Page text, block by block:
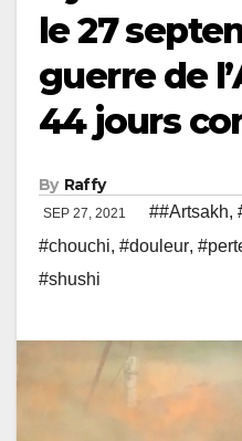
le 27
guerre de
44 jours
By Raffy
SEP 27, 2021 ##Artsakh,
#chouchi, #douleur,
#shushi